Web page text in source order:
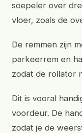
soepeler over
vloer, zoals de
De remmen zijn
parkeerrem en
zodat de rollator
Dit is vooral
voordeur. De
zodat je de